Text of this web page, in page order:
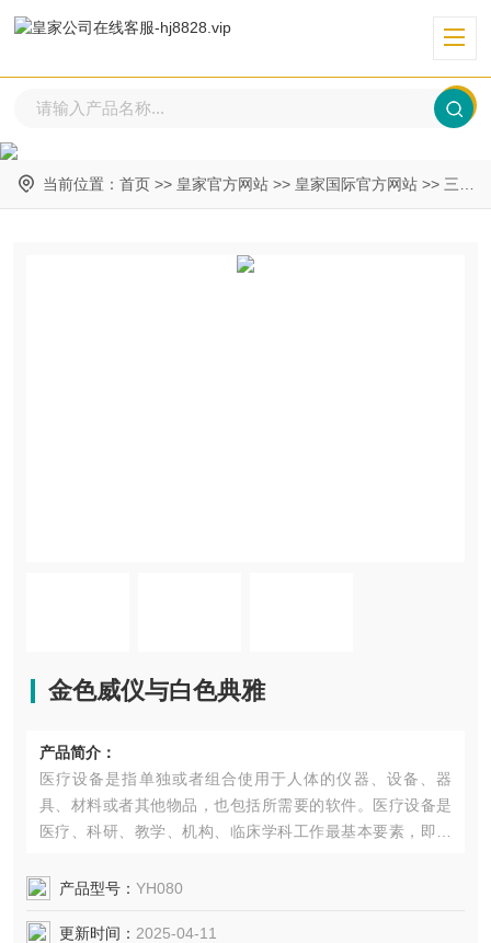
当前位置： 首页 >> 皇家官方网站 >> 皇家国际官方网站 >> 三级栏目一
金色威仪与白色典雅
产品简介：
医疗设备是指单独或者组合使用于人体的仪器、设备、器
具、材料或者其他物品，也包括所需要的软件。医疗设备是
医疗、科研、教学、机构、临床学科工作最基本要素，即包
医学科学技术水平的基本条件，也是现代化程度的重要标
产品型号： YH080
更新时间： 2025-04-11